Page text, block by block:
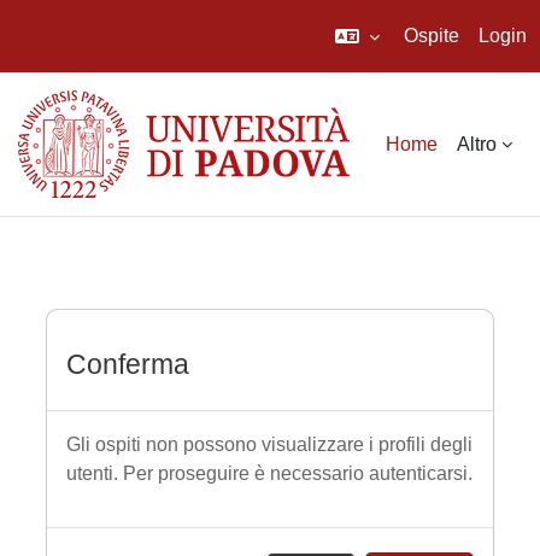
Ospite Login
Home Altro
Conferma
Gli ospiti non possono visualizzare i profili degli
utenti. Per proseguire è necessario autenticarsi.